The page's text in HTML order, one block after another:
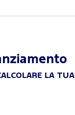
LA